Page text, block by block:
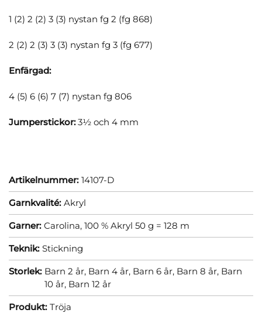
1 (2) 2 (2) 3 (3) nystan fg 2 (fg 868)
2 (2) 2 (3) 3 (3) nystan fg 3 (fg 677)
Enfärgad:
4 (5) 6 (6) 7 (7) nystan fg 806
Jumperstickor:3½ och 4 mm
Artikelnummer: 14107-D
Garnkvalité: Akryl
Garner: Carolina, 100 % Akryl 50 g = 128 m
Teknik: Stickning
Storlek: Barn 2 år, Barn 4 år, Barn 6 år, Barn 8 år, Barn
10 år, Barn 12 år
Produkt: Tröja